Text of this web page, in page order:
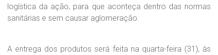
logística da ação, para que aconteça dentro das normas
sanitárias e sem causar aglomeração.
A entrega dos produtos será feita na quarta-feira (31), às